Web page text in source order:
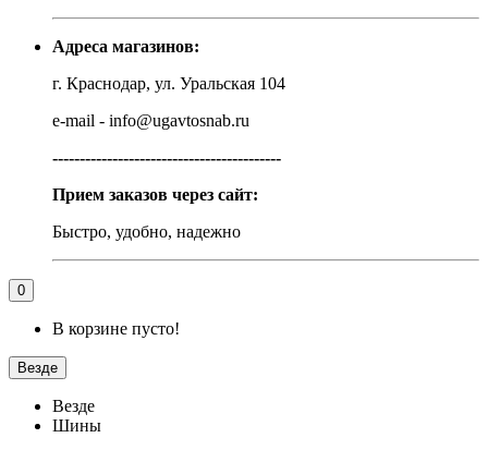
Адреса магазинов:
г. Краснодар, ул. Уральская 104
e-mail - info@ugavtosnab.ru
------------------------------------------
Прием заказов через сайт:
Быстро, удобно, надежно
0
В корзине пусто!
Везде
Везде
Шины